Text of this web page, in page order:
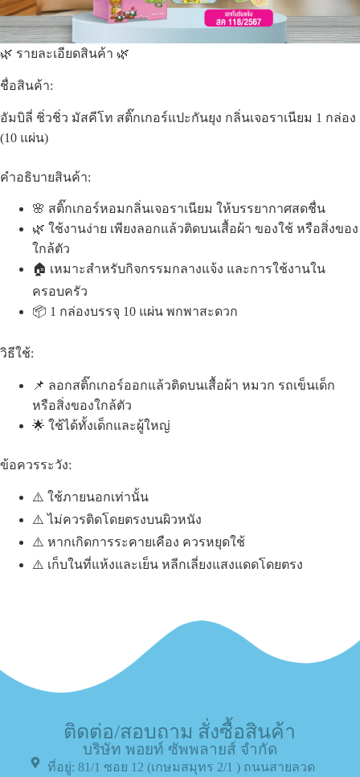
🌿 รายละเอียดสินค้า 🌿
ชื่อสินค้า:
อัมบิลี่ ชิ่วชิ่ว มัสคีโท สติ๊กเกอร์แปะกันยุง กลิ่นเจอราเนียม 1 กล่อง
(10 แผ่น)
คำอธิบายสินค้า:
🌸 สติ๊กเกอร์หอมกลิ่นเจอราเนียม ให้บรรยากาศสดชื่น
🌿 ใช้งานง่าย เพียงลอกแล้วติดบนเสื้อผ้า ของใช้ หรือสิ่งของ
ใกล้ตัว
🏠 เหมาะสำหรับกิจกรรมกลางแจ้ง และการใช้งานใน
ครอบครัว
📦 1 กล่องบรรจุ 10 แผ่น พกพาสะดวก
วิธีใช้:
📌 ลอกสติ๊กเกอร์ออกแล้วติดบนเสื้อผ้า หมวก รถเข็นเด็ก
หรือสิ่งของใกล้ตัว
🌟 ใช้ได้ทั้งเด็กและผู้ใหญ่
ข้อควรระวัง:
⚠️ ใช้ภายนอกเท่านั้น
⚠️ ไม่ควรติดโดยตรงบนผิวหนัง
⚠️ หากเกิดการระคายเคือง ควรหยุดใช้
⚠️ เก็บในที่แห้งและเย็น หลีกเลี่ยงแสงแดดโดยตรง
ติดต่อ/สอบถาม สั่งซื้อสินค้า
บริษัท พอยท์ ซัพพลายส์ จำกัด
ที่อยู่: 81/1 ซอย 12 (เกษมสมุทร 2/1 ) ถนนสายลวด